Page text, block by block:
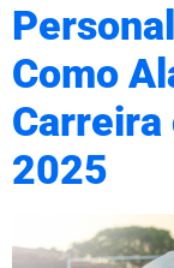
Como
Carreira
2025